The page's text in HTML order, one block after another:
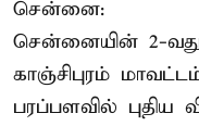
சென்னை:
சென்னையின் 2-
காஞ்சிபுரம்
பரப்பளவில்